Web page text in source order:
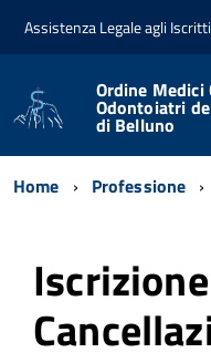
Assistenza Legale agli
Ordine Medici
Odontoiatri
di Belluno
Home Professione
Iscrizione